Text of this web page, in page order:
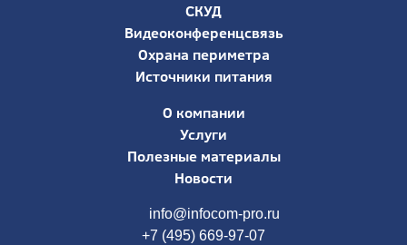
СКУД
Видеоконференцсвязь
Охрана периметра
Источники питания
О компании
Услуги
Полезные материалы
Новости
info@infocom-pro.ru
+7 (495) 669-97-07